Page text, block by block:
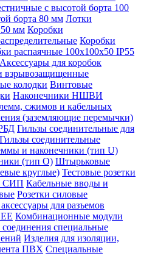
с высотой борта 100
борта 80 мм Лотки
мм Коробки
Коробки
распаячные 100х100х50 IP55
Аксессуары для коробок
взрывозащищенные
колодки Винтовые
Наконечники НШВИ
сжимов и кабельных
(заземляющие перемычки)
Гильзы соединительные для
Гильзы соединительные
и наконечники (тип U)
(тип О) Штырьковые
круглые) Тестовые розетки
СИП Кабельные вводы и
Розетки силовые
для разъемов
Комбинационные модули
специальные
Изделия для изоляции,
ПВХ Специальные